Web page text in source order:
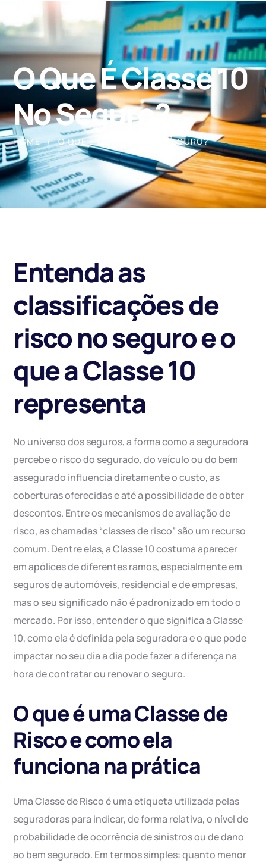
O Que É Classe 10
No Seguro?
HOME O QUE É CLASSE 10 NO SEGURO?
Entenda as
classificações de
risco no seguro e o
que a Classe 10
representa
No universo dos seguros, a forma como a seguradora
percebe o risco do segurado, do veículo ou do bem
assegurado influencia diretamente o custo, as
coberturas oferecidas e até a possibilidade de obter
descontos. Entre os mecanismos de avaliação de
risco, as chamadas “classes de risco” são um recurso
comum. Dentre elas, a Classe 10 costuma aparecer
em apólices de diferentes ramos, especialmente em
seguros de automóveis, residencial e de empresas,
mas o seu significado não é padronizado em todo o
mercado. Por isso, entender o que significa a Classe
10, como ela é definida pela seguradora e o que pode
impactar no seu dia a dia pode fazer a diferença na
hora de contratar ou renovar o seguro.
O que é uma Classe de
Risco e como ela
funciona na prática
Uma Classe de Risco é uma etiqueta utilizada pelas
seguradoras para indicar, de forma relativa, o nível de
probabilidade de ocorrência de sinistros ou de dano
ao bem segurado. Em termos simples: quanto menor